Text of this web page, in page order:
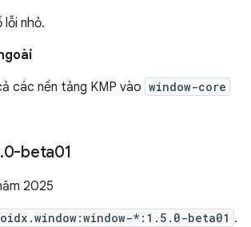
lỗi nhỏ.
các nền tảng KMP vào window-core
.0-beta01
2025
*:1.5.0-beta01 .